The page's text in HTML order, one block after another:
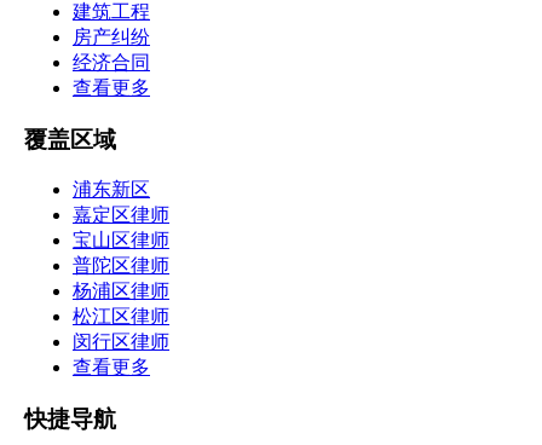
建筑工程
房产纠纷
经济合同
查看更多
覆盖区域
浦东新区
嘉定区律师
宝山区律师
普陀区律师
杨浦区律师
松江区律师
闵行区律师
查看更多
快捷导航